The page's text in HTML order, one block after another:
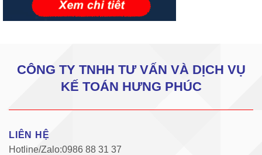
CÔNG TY TNHH TƯ VẤN VÀ DỊCH VỤ
KẾ TOÁN HƯNG PHÚC
LIÊN HỆ
Hotline/Zalo:0986 88 31 37